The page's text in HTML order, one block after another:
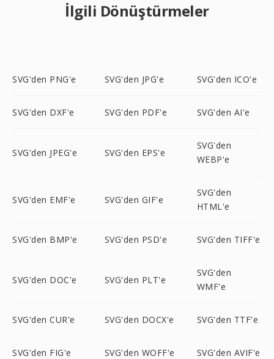
İlgili Dönüştürmeler
SVG'den PNG'e SVG'den JPG'e SVG'den ICO'e
SVG'den DXF'e SVG'den PDF'e SVG'den AI'e
SVG'den JPEG'e SVG'den EPS'e
SVG'den
WEBP'e
SVG'den EMF'e SVG'den GIF'e
SVG'den
HTML'e
SVG'den BMP'e SVG'den PSD'e SVG'den TIFF'e
SVG'den DOC'e SVG'den PLT'e
SVG'den
WMF'e
SVG'den CUR'e SVG'den DOCX'e SVG'den TTF'e
SVG'den FIG'e SVG'den WOFF'e SVG'den AVIF'e